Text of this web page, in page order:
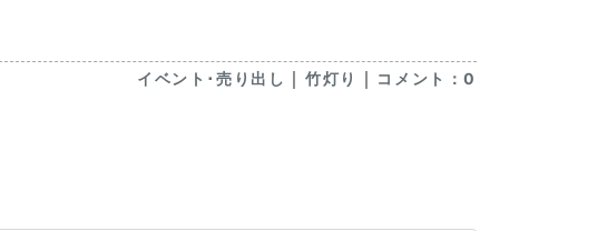
イベント･売り出し ｜ 竹灯り ｜ コメント：0